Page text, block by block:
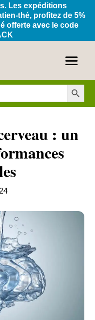
Les expéditions
thé, profitez de 5%
offerte avec le code
Search Button
: un